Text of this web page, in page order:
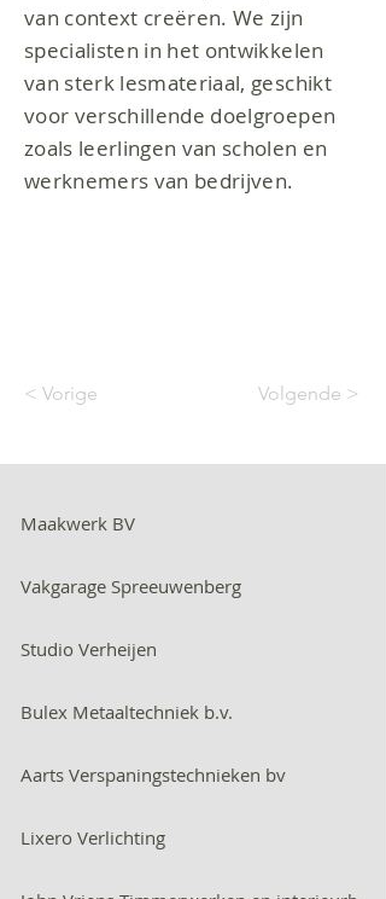
van context creëren. We zijn
specialisten in het ontwikkelen
van sterk lesmateriaal, geschikt
voor verschillende doelgroepen
zoals leerlingen van scholen en
werknemers van bedrijven.
< Vorige Volgende >
Maakwerk BV
Vakgarage Spreeuwenberg
Studio Verheijen
Bulex Metaaltechniek b.v.
Aarts Verspaningstechnieken bv
Lixero Verlichting